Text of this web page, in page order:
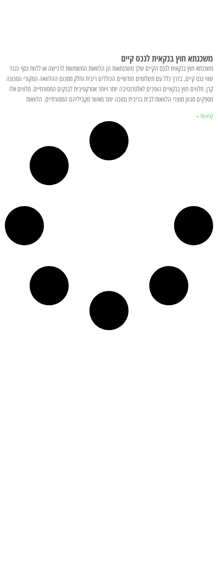
משכנתא חוץ בנקאית לנכס קיים
משכנתא חוץ בנקאית לנכס הקיים שלך משכנתאות הן הלוואות המשמשות לרכישה או ללוות כסף כנגד
שווי נכס קיים, בדרך כלל עם תשלומים חודשיים הכוללים ריבית וחלק מסכום ההלוואה המקורי המכונה
קרן. מלווים חוץ בנקאיים הופכים לאלטרנטיבה יותר ויותר אטרקטיבית לבנקים המסורתיים. מלווים אלו
מספקים מגוון מוצרי הלוואות לבית בריבית נמוכה יותר מאשר מקביליהם המסורתיים. הלוואות
קרא עוד »